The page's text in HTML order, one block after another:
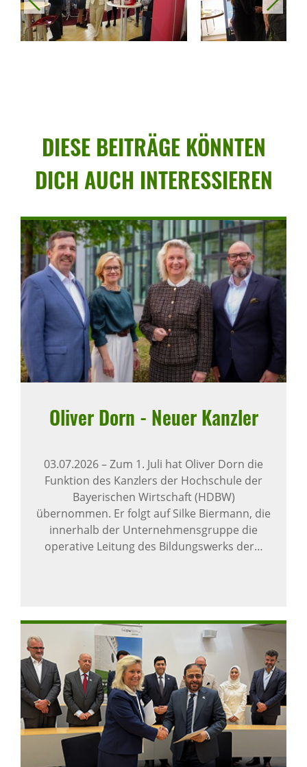
vorheriges nächstes
DIESE BEITRÄGE KÖNNTEN
DICH AUCH INTER­ES­SIEREN
Oliver Dorn - Neuer Kanzler
03.07.2026–Zum 1. Juli hat Oliver Dorn die
Funktion des Kanzlers der Hochschule der
Bayerischen Wirtschaft (HDBW)
übernommen. Er folgt auf Silke Biermann, die
innerhalb der Unternehmensgruppe die
operative Leitung des Bildungswerks der…